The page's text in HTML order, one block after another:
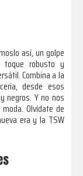
así, un golpe
toque robusto y
Combina a la
desde esos
negros. Y no nos
Olvídate de
era y la TSW